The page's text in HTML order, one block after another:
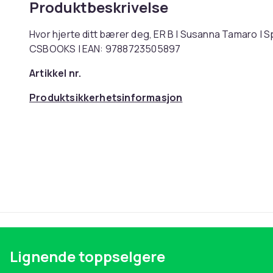
Produktbeskrivelse
Hvor hjerte ditt bærer deg, ER B | Susanna Tamaro |
CSBOOKS | EAN: 9788723505897
Artikkel nr.
Produktsikkerhetsinformasjon
Lignende toppselgere